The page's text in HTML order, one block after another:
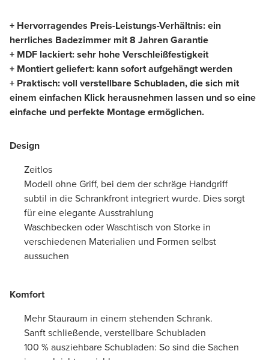
+ Hervorragendes Preis-Leistungs-Verhältnis: ein
herrliches Badezimmer mit 8 Jahren Garantie
+ MDF lackiert: sehr hohe Verschleißfestigkeit
+ Montiert geliefert: kann sofort aufgehängt werden
+ Praktisch: voll verstellbare Schubladen, die sich mit
einem einfachen Klick herausnehmen lassen und so eine
einfache und perfekte Montage ermöglichen.
Design
Zeitlos
Modell ohne Griff, bei dem der schräge Handgriff
subtil in die Schrankfront integriert wurde. Dies sorgt
für eine elegante Ausstrahlung
Waschbecken oder Waschtisch von Storke in
verschiedenen Materialien und Formen selbst
aussuchen
Komfort
Mehr Stauraum in einem stehenden Schrank.
Sanft schließende, verstellbare Schubladen
100 % ausziehbare Schubladen: So sind die Sachen